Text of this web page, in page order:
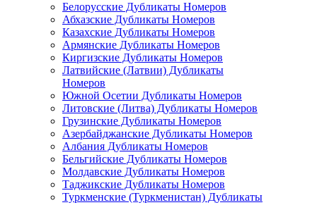
Белорусские Дубликаты Номеров
Абхазские Дубликаты Номеров
Казахские Дубликаты Номеров
Армянские Дубликаты Номеров
Киргизские Дубликаты Номеров
Латвийские (Латвии) Дубликаты
Номеров
Южной Осетии Дубликаты Номеров
Литовские (Литва) Дубликаты Номеров
Грузинские Дубликаты Номеров
Азербайджанские Дубликаты Номеров
Албания Дубликаты Номеров
Бельгийские Дубликаты Номеров
Молдавские Дубликаты Номеров
Таджикские Дубликаты Номеров
Туркменские (Туркменистан) Дубликаты